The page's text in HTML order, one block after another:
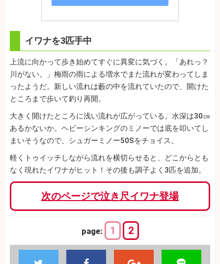
イワナを3匹手中
上流に向かって歩き始めてすぐに異変に気づく。「あれっ？
川がない。」梅雨の雨による増水でまた流れが変わってしま
ったようだ。新しい流れは藪の中を流れていたので、開けた
ところまで歩いて釣り再開。
大きく開けたところに浅い流れが広がっている。水深は30㎝
あるかないか。ヘビーシンキングのミノーでは底を叩いてし
まいそうなので、シュガーミノー50Sをチョイス。
軽くトゥイッチしながら流れを横切らせると、どこからとも
なく現れたイワナがヒット！その後も調子よく3匹を追加。
次のページで泣き尺イワナ登場
page: 1 2